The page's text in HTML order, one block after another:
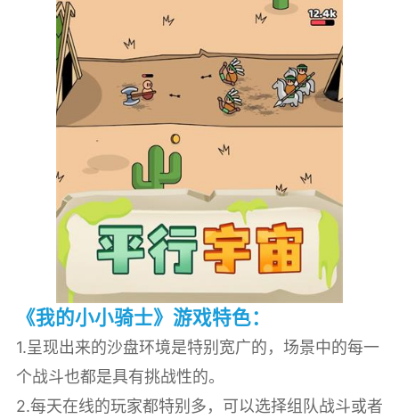
《我的小小骑士》游戏特色：
1.呈现出来的沙盘环境是特别宽广的，场景中的每一
个战斗也都是具有挑战性的。
2.每天在线的玩家都特别多，可以选择组队战斗或者